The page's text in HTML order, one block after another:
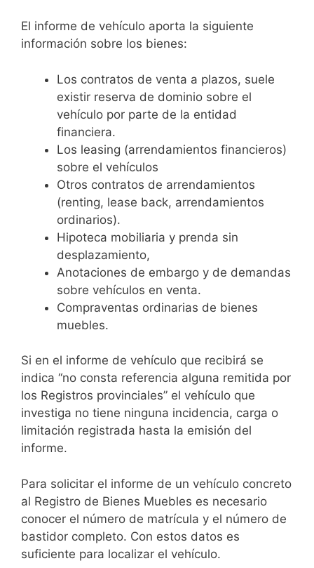
El informe de vehículo aporta la siguiente
información sobre los bienes:
Los contratos de venta a plazos, suele
existir reserva de dominio sobre el
vehículo por parte de la entidad
financiera.
Los leasing (arrendamientos financieros)
sobre el vehículos
Otros contratos de arrendamientos
(renting, lease back, arrendamientos
ordinarios).
Hipoteca mobiliaria y prenda sin
desplazamiento,
Anotaciones de embargo y de demandas
sobre vehículos en venta.
Compraventas ordinarias de bienes
muebles.
Si en el informe de vehículo que recibirá se
indica “no consta referencia alguna remitida por
los Registros provinciales” el vehículo que
investiga no tiene ninguna incidencia, carga o
limitación registrada hasta la emisión del
informe.
Para solicitar el informe de un vehículo concreto
al Registro de Bienes Muebles es necesario
conocer el número de matrícula y el número de
bastidor completo. Con estos datos es
suficiente para localizar el vehículo.